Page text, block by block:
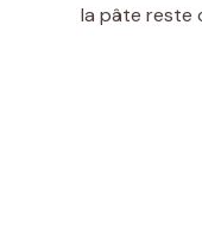
la pâte reste